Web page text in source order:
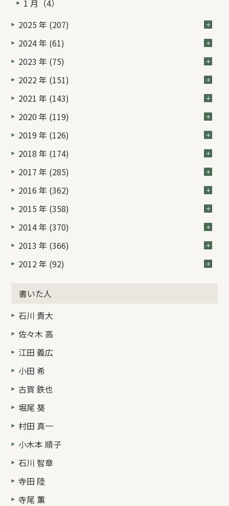
1 月（4）
2025 年 (207)
2024 年 (61)
2023 年 (75)
2022 年 (151)
2021 年 (143)
2020 年 (119)
2019 年 (126)
2018 年 (174)
2017 年 (285)
2016 年 (362)
2015 年 (358)
2014 年 (370)
2013 年 (366)
2012 年 (92)
書いた人
石川 貴大
佐々木 高
江田 義広
小田 希
古賀 鉄也
堀尾 葵
村田 真一
小木本 順子
石川 智章
寺田 陸
寺尾 薫